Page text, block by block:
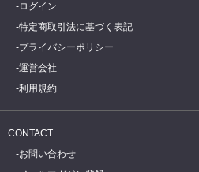
ログイン
特定商取引法に基づく表記
プライバシーポリシー
運営会社
利用規約
CONTACT
お問い合わせ